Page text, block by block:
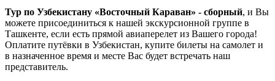
Тур по Узбекистану «Восточный Караван» - сборный, и Вы
можете присоединиться к нашей экскурсионной группе в
Ташкенте, если есть прямой авиаперелет из Вашего города!
Оплатите путёвки в Узбекистан, купите билеты на самолет и
в назначенное время и месте Вас будет встречать наш
представитель.